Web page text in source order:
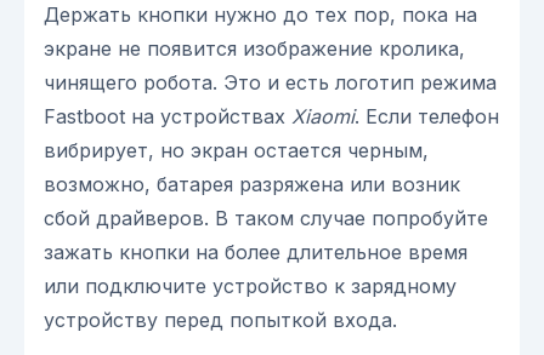
Держать кнопки нужно до тех пор, пока на
экране не появится изображение кролика,
чинящего робота. Это и есть логотип режима
Fastboot на устройствах Xiaomi. Если телефон
вибрирует, но экран остается черным,
возможно, батарея разряжена или возник
сбой драйверов. В таком случае попробуйте
зажать кнопки на более длительное время
или подключите устройство к зарядному
устройству перед попыткой входа.